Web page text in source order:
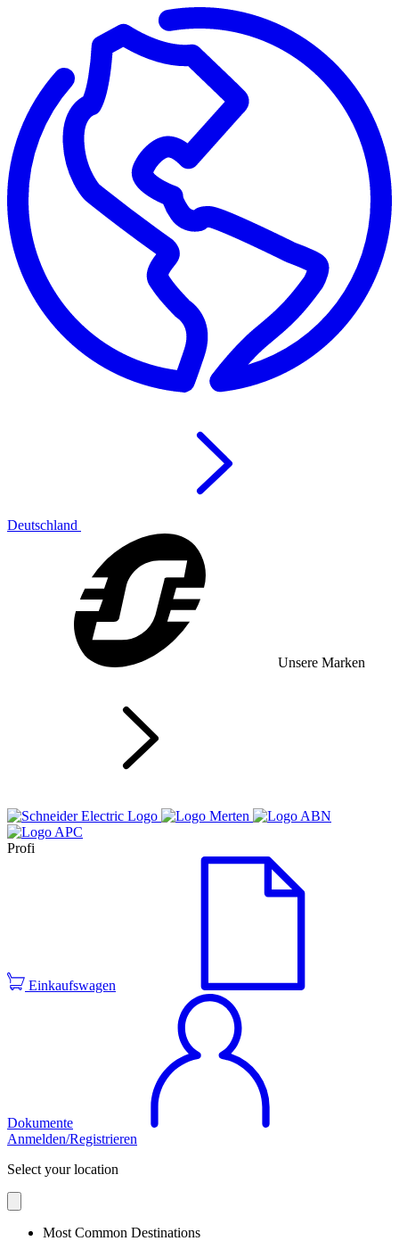
Deutschland
Unsere Marken
Profi
Einkaufswagen
Dokumente
Anmelden/Registrieren
Select your location
Most Common Destinations